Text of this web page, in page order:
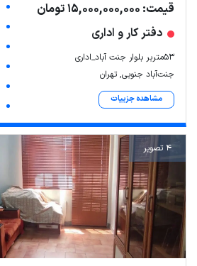
قیمت: 15,000,000,000 تومان
دفتر کار و اداری
۵۳متربر بلوار جنت آباد_اداری
جنت‌آباد جنوبی, تهران
مشاهده جزییات
4 تصویر